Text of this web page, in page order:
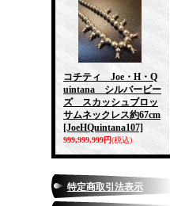
コチティ Joe・H・Q
uintana シルバービー
ズ スカッシュブロッ
サムネックレス約67cm
[JoeHQuintana107]
999,999,999円(税込)
特定商取引法表示